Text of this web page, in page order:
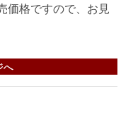
価格ですので、お見
へ